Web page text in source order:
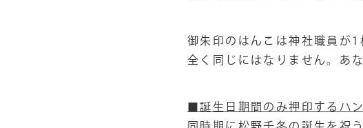
御朱印のはんこは神社職員が
全く同じにはなりません。あ
■誕生日期間のみ押印するハ